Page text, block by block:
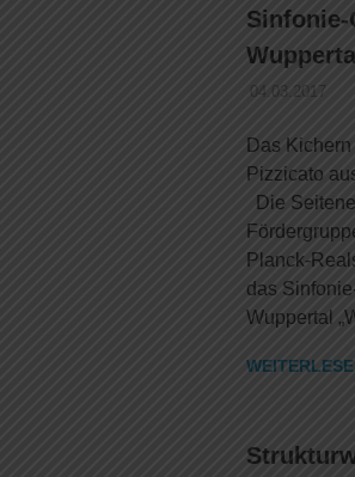
Wuppertal
04.03.2017
Das
Pizzicato
Die
Planck-
das
Wuppertal